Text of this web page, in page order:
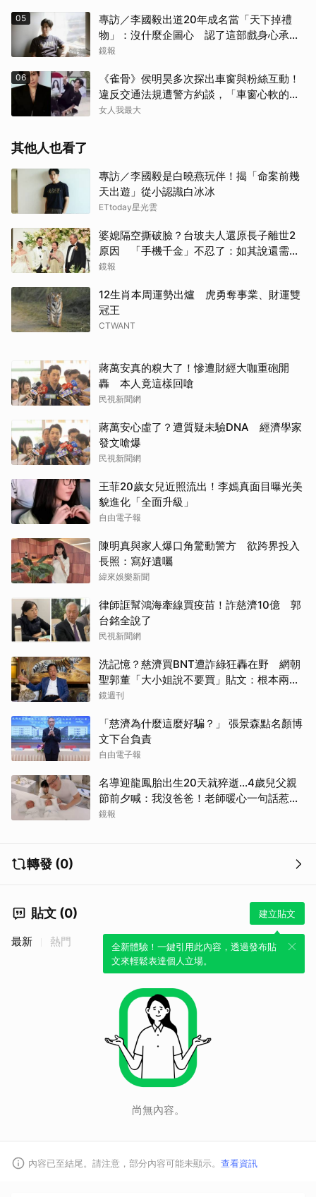
05
專訪／李國毅出道20年成名當「天下掉禮
物」：沒什麼企圖心 認了這部戲身心承受
壓力最大
鏡報
06
《雀骨》侯明昊多次探出車窗與粉絲互動！
違反交通法規遭警方約談，「車窗心軟的
神」上熱搜
女人我最大
其他人也看了
專訪／李國毅是白曉燕玩伴！揭「命案前幾
天出遊」從小認識白冰冰
ETtoday星光雲
婆媳隔空撕破臉？台玻夫人還原長子離世2
原因 「手機千金」不忍了：如其說還需要
離開嗎？
鏡報
12生肖本周運勢出爐 虎勇奪事業、財運雙
冠王
CTWANT
蔣萬安真的糗大了！慘遭財經大咖重砲開
轟 本人竟這樣回嗆
民視新聞網
蔣萬安心虛了？遭質疑未驗DNA 經濟學家
發文嗆爆
民視新聞網
王菲20歲女兒近照流出！李嫣真面目曝光美
貌進化「全面升級」
自由電子報
陳明真與家人爆口角驚動警方 欲跨界投入
長照：寫好遺囑
緯來娛樂新聞
律師誆幫鴻海牽線買疫苗！詐慈濟10億 郭
台銘全說了
民視新聞網
洗記憶？慈濟買BNT遭詐綠狂轟在野 網朝
聖郭董「大小姐說不要買」貼文：根本兩碼
事
鏡週刊
「慈濟為什麼這麼好騙？」 張景森點名顏博
文下台負責
自由電子報
名導迎龍鳳胎出生20天就猝逝...4歲兒父親
節前夕喊：我沒爸爸！老師暖心一句話惹哭
遺孀
鏡報
轉發 (0)
貼文 (0) 建立貼文
全新體驗！一鍵引用此內容，透過發布貼
文來輕鬆表達個人立場。
最新 熱門
尚無內容。
內容已至結尾。請注意，部分內容可能未顯示。 查看資訊
取消